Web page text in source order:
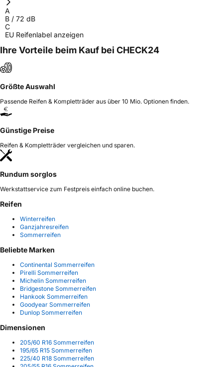
A
B / 72 dB
C
EU Reifenlabel anzeigen
Ihre Vorteile beim Kauf bei CHECK24
Größte Auswahl
Passende Reifen & Kompletträder aus über 10 Mio. Optionen finden.
Günstige Preise
Reifen & Kompletträder vergleichen und sparen.
Rundum sorglos
Werkstattservice zum Festpreis einfach online buchen.
Reifen
Winterreifen
Ganzjahresreifen
Sommerreifen
Beliebte Marken
Continental Sommerreifen
Pirelli Sommerreifen
Michelin Sommerreifen
Bridgestone Sommerreifen
Hankook Sommerreifen
Goodyear Sommerreifen
Dunlop Sommerreifen
Dimensionen
205/60 R16 Sommerreifen
195/65 R15 Sommerreifen
225/40 R18 Sommerreifen